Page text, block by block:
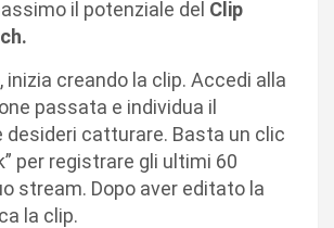
il potenziale del Clip
creando la clip. Accedi alla
passata e individua il
desideri catturare. Basta un clic
per registrare gli ultimi 60
stream. Dopo aver editato la
la clip.